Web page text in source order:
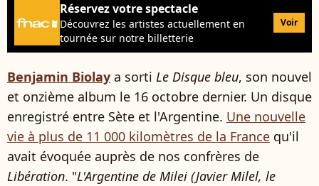
Réservez votre spectacle
Découvrez les artistes actuellement en
tournée sur notre billetterie
Voir
Benjamin Biolay a sorti Le Disque bleu, son nouvel
et onzième album le 16 octobre dernier. Un disque
enregistré entre Sète et l'Argentine. Une nouvelle
vie à plus de 11 000 kilomètres de la France qu'il
avait évoquée auprès de nos confrères de
Libération. "L'Argentine de Milei (Javier Milel, le